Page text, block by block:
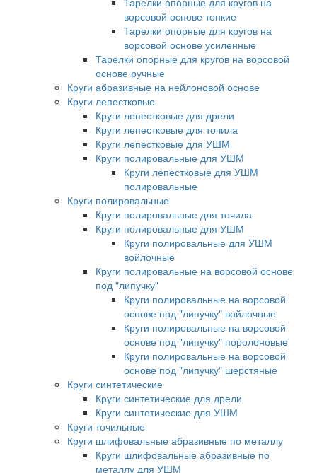
ворсовой основе тонкие
Тарелки опорные для кругов на
ворсовой основе усиленные
Тарелки опорные для кругов на ворсовой
основе ручные
Круги абразивные на нейлоновой основе
Круги лепестковые
Круги лепестковые для дрели
Круги лепестковые для точила
Круги лепестковые для УШМ
Круги полировальные для УШМ
Круги лепестковые для УШМ
полировальные
Круги полировальные
Круги полировальные для точила
Круги полировальные для УШМ
Круги полировальные для УШМ
войлочные
Круги полировальные на ворсовой основе
под "липучку"
Круги полировальные на ворсовой
основе под "липучку" войлочные
Круги полировальные на ворсовой
основе под "липучку" поролоновые
Круги полировальные на ворсовой
основе под "липучку" шерстяные
Круги синтетические
Круги синтетические для дрели
Круги синтетические для УШМ
Круги точильные
Круги шлифовальные абразивные по металлу
Круги шлифовальные абразивные по
металлу для УШМ